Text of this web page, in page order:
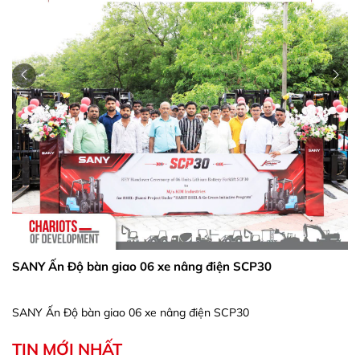
SANY Ấn Độ bàn giao 06 xe nâng điện SCP30
SANY Ấn Độ bàn giao 06 xe nâng điện SCP30
TIN MỚI NHẤT